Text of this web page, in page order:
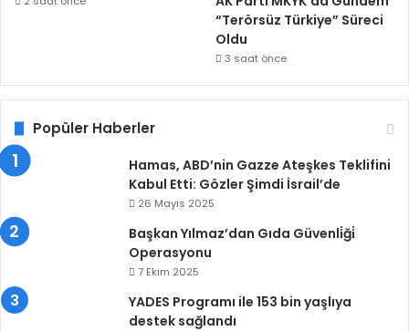
“Terörsüz Türkiye” Süreci
Oldu
3 saat önce
Popüler Haberler
Hamas, ABD’nin Gazze Ateşkes Teklifini
Kabul Etti: Gözler Şimdi İsrail’de
26 Mayıs 2025
Başkan Yılmaz’dan Gıda Güvenli̇ği̇
Operasyonu
7 Ekim 2025
YADES Programı ile 153 bin yaşlıya
destek sağlandı